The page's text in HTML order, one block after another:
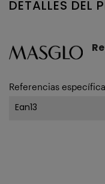
DETALLES DEL
Referencias
Ean13